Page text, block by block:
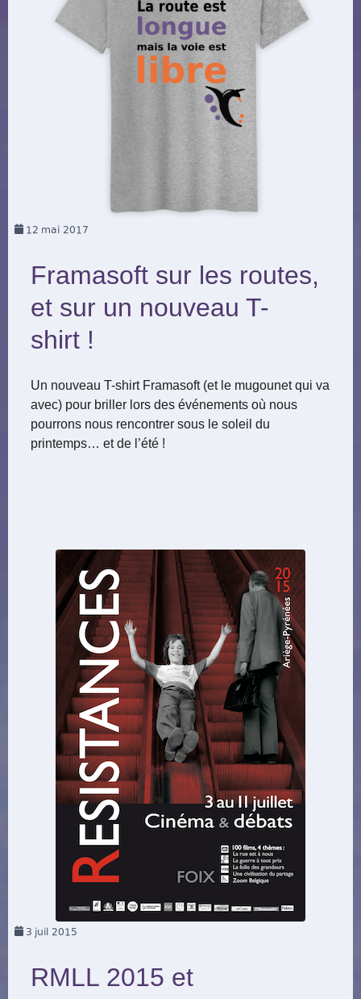
12 mai 2017
Framasoft sur les routes,
et sur un nouveau T-
shirt !
Un nouveau T-shirt Framasoft (et le mugounet qui va
avec) pour briller lors des événements où nous
pourrons nous rencontrer sous le soleil du
printemps… et de l’été !
3 juil 2015
RMLL 2015 et